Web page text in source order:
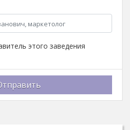
этого заведения